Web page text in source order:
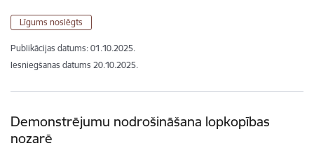
Līgums noslēgts
Publikācijas datums: 01.10.2025.
Iesniegšanas datums 20.10.2025.
Demonstrējumu nodrošināšana lopkopības
nozarē